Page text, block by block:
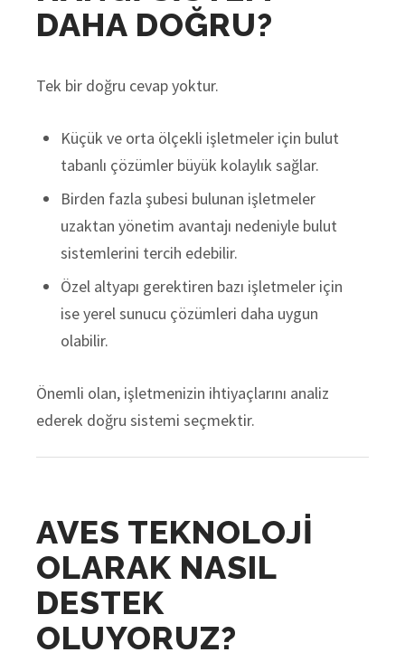
DAHA DOĞRU?
Tek bir doğru cevap yoktur.
Küçük ve orta ölçekli işletmeler için bulut
tabanlı çözümler büyük kolaylık sağlar.
Birden fazla şubesi bulunan işletmeler
uzaktan yönetim avantajı nedeniyle bulut
sistemlerini tercih edebilir.
Özel altyapı gerektiren bazı işletmeler için
ise yerel sunucu çözümleri daha uygun
olabilir.
Önemli olan, işletmenizin ihtiyaçlarını analiz
ederek doğru sistemi seçmektir.
AVES TEKNOLOJİ
OLARAK NASIL
DESTEK
OLUYORUZ?